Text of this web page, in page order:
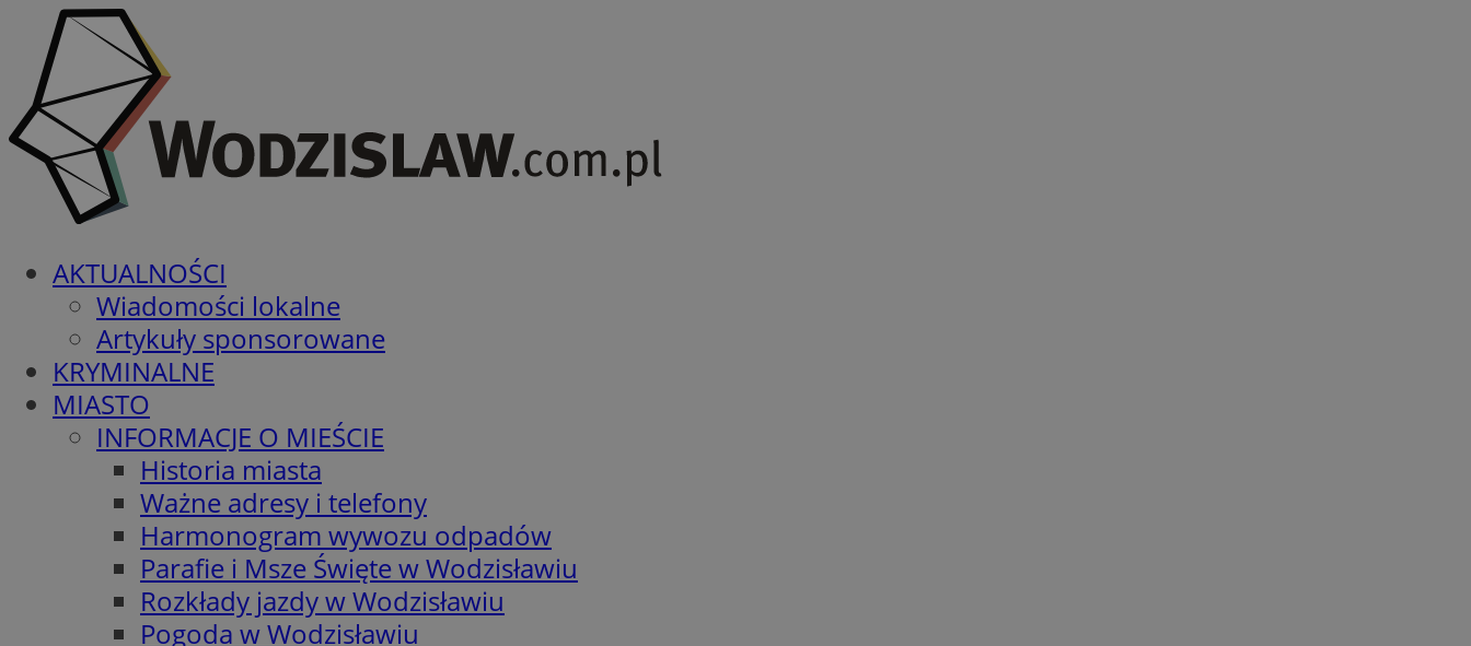
AKTUALNOŚCI
Wiadomości lokalne
Artykuły sponsorowane
KRYMINALNE
MIASTO
INFORMACJE O MIEŚCIE
Historia miasta
Ważne adresy i telefony
Harmonogram wywozu odpadów
Parafie i Msze Święte w Wodzisławiu
Rozkłady jazdy w Wodzisławiu
Pogoda w Wodzisławiu